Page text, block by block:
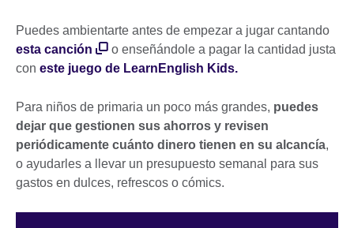
Puedes ambientarte antes de empezar a jugar cantando
esta canción
o enseñándole a pagar la cantidad justa
con este juego de LearnEnglish Kids.
Para niños de primaria un poco más grandes, puedes
dejar que gestionen sus ahorros y revisen
periódicamente cuánto dinero tienen en su alcancía,
o ayudarles a llevar un presupuesto semanal para sus
gastos en dulces, refrescos o cómics.